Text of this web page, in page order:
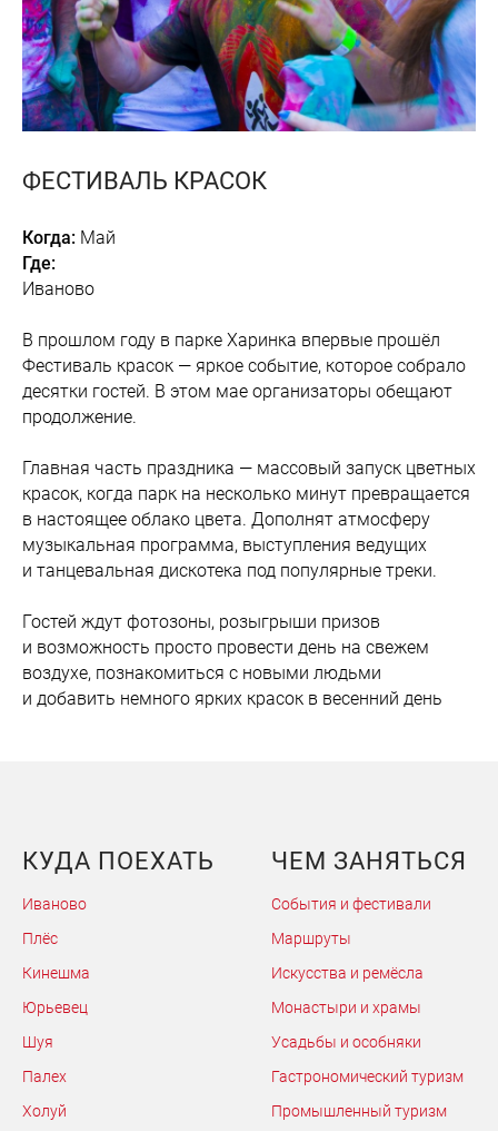
ФЕСТИВАЛЬ КРАСОК
Когда: Май
Где:
Иваново
В прошлом году в парке Харинка впервые прошёл
Фестиваль красок — яркое событие, которое собрало
десятки гостей. В этом мае организаторы обещают
продолжение.
Главная часть праздника — массовый запуск цветных
красок, когда парк на несколько минут превращается
в настоящее облако цвета. Дополнят атмосферу
музыкальная программа, выступления ведущих
и танцевальная дискотека под популярные треки.
Гостей ждут фотозоны, розыгрыши призов
и возможность просто провести день на свежем
воздухе, познакомиться с новыми людьми
и добавить немного ярких красок в весенний день
КУДА ПОЕХАТЬ
Иваново
Плёс
Кинешма
Юрьевец
Шуя
Палех
Холуй
ЧЕМ ЗАНЯТЬСЯ
События и фестивали
Маршруты
Искусства и ремёсла
Монастыри и храмы
Усадьбы и особняки
Гастрономический туризм
Промышленный туризм